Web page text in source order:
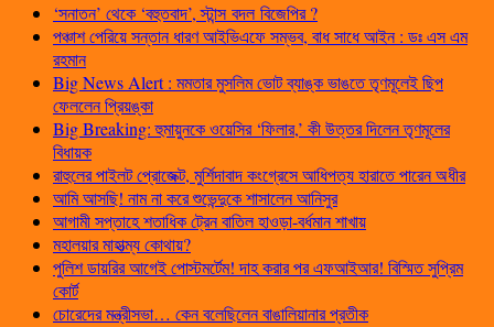
‘সনাতন’ থেকে ‘বহুতবাদ’, স্টান্স বদল বিজেপির ?
পঞ্চাশ পেরিয়ে সন্তান ধারণ আইভিএফে সম্ভব, বাধ সাধে আইন : ডঃ এস এম
রহমান
Big News Alert : মমতার মুসলিম ভোট ব্যাঙ্ক ভাঙতে তৃণমূলেই ছিপ
ফেললেন প্রিয়ঙ্কা
Big Breaking: হুমায়ুনকে ওয়েসির ‘ফিলার,’ কী উত্তর দিলেন তৃণমূলের
বিধায়ক
রাহুলের পাইলট প্রোজেক্ট, মুর্শিদাবাদ কংগ্রেসে আধিপত্য হারাতে পারেন অধীর
আমি আসছি! নাম না করে শুভেন্দুকে শাসালেন আনিসুর
আগামী সপ্তাহে শতাধিক ট্রেন বাতিল হাওড়া-বর্ধমান শাখায়
মহালয়ার মাহাত্ম্য কোথায়?
পুলিশ ডায়রির আগেই পোস্টমর্টেম! দাহ করার পর এফআইআর! বিস্মিত সুপ্রিম
কোর্ট
চোরেদের মন্ত্রীসভা… কেন বলেছিলেন বাঙালিয়ানার প্রতীক